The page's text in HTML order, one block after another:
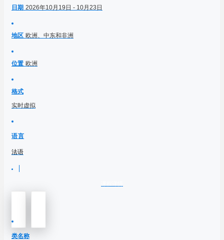
日期 2026年10月19日 - 10月23日
地区 欧洲、中东和非洲
位置 欧洲
格式
实时虚拟
语言
法语
类名称